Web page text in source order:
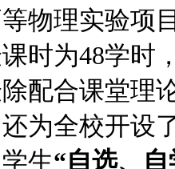
物理实验项
时为48学时
配合课堂理
为全校开设
生“自选、